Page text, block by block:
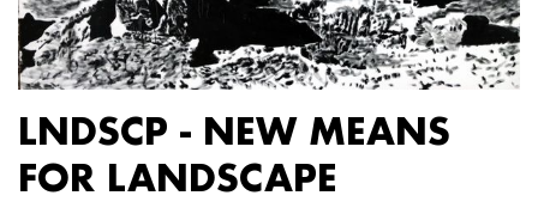
LNDSCP - NEW MEANS
FOR LANDSCAPE